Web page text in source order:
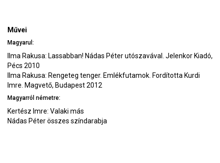
Művei
Magyarul:
Ilma Rakusa: Lassabban! Nádas Péter utószavával. Jelenkor Kiadó,
Pécs 2010
Ilma Rakusa: Rengeteg tenger. Emlékfutamok. Fordította Kurdi
Imre. Magvető, Budapest 2012
Magyarról németre:
Kertész Imre: Valaki más
Nádas Péter összes színdarabja